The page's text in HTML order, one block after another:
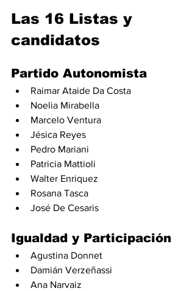
Las 16 Listas y
candidatos
Partido Autonomista
Raimar Ataide Da Costa
Noelia Mirabella
Marcelo Ventura
Jésica Reyes
Pedro Mariani
Patricia Mattioli
Walter Enriquez
Rosana Tasca
José De Cesaris
Igualdad y Participación
Agustina Donnet
Damián Verzeñassi
Ana Narvaiz